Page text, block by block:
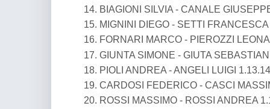
BIAGIONI SILVIA - CANALE
MIGNINI DIEGO - SETTI
FORNARI MARCO - PIEROZZI
GIUNTA SIMONE - GIUTA
PIOLI ANDREA - ANGELI LUIGI 1.13.14
CARDOSI FEDERICO - CASCI
ROSSI MASSIMO - ROSSI ANDREA